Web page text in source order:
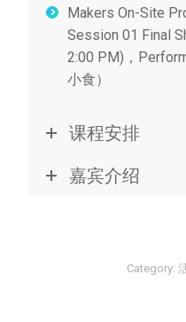
Makers On-Site
Session 01 Final
2:00 PM)，
小食）
课程安排
嘉宾介绍
Category: